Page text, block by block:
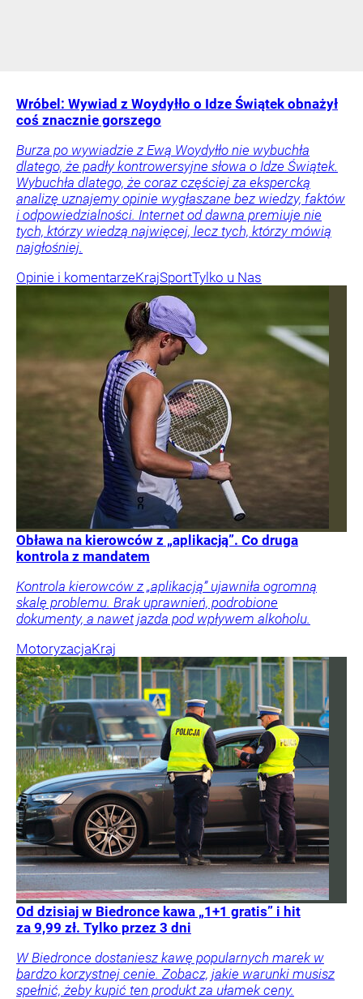
Wróbel: Wywiad z Woydyłło o Idze Świątek obnażył
coś znacznie gorszego
Burza po wywiadzie z Ewą Woydyłło nie wybuchła
dlatego, że padły kontrowersyjne słowa o Idze Świątek.
Wybuchła dlatego, że coraz częściej za ekspercką
analizę uznajemy opinie wygłaszane bez wiedzy, faktów
i odpowiedzialności. Internet od dawna premiuje nie
tych, którzy wiedzą najwięcej, lecz tych, którzy mówią
najgłośniej.
Opinie i komentarzeKrajSportTylko u Nas
Obława na kierowców z „aplikacją”. Co druga
kontrola z mandatem
Kontrola kierowców z „aplikacją” ujawniła ogromną
skalę problemu. Brak uprawnień, podrobione
dokumenty, a nawet jazda pod wpływem alkoholu.
MotoryzacjaKraj
Od dzisiaj w Biedronce kawa „1+1 gratis” i hit
za 9,99 zł. Tylko przez 3 dni
W Biedronce dostaniesz kawę popularnych marek w
bardzo korzystnej cenie. Zobacz, jakie warunki musisz
spełnić, żeby kupić ten produkt za ułamek ceny.